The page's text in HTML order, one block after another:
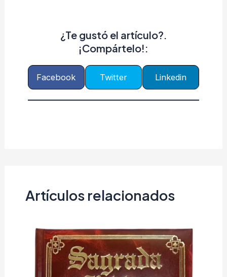
¿Te gustó el artículo?.
¡Compártelo!:
Facebook Twitter Linkedin
Artículos relacionados